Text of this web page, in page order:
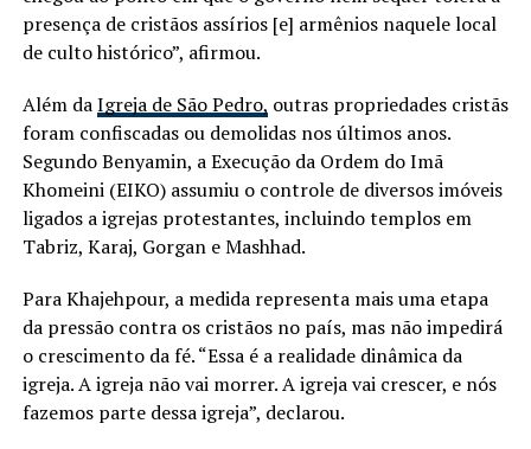
presença de cristãos assírios [e] armênios naquele local
de culto histórico”, afirmou.
Além daIgreja de São Pedro, outras propriedades cristãs
foram confiscadas ou demolidas nos últimos anos.
Segundo Benyamin, a Execução da Ordem do Imã
Khomeini (EIKO) assumiu o controle de diversos imóveis
ligados a igrejas protestantes, incluindo templos em
Tabriz, Karaj, Gorgan e Mashhad.
Para Khajehpour, a medida representa mais uma etapa
da pressão contra os cristãos no país, mas não impedirá
o crescimento da fé. “Essa é a realidade dinâmica da
igreja. A igreja não vai morrer. A igreja vai crescer, e nós
fazemos parte dessa igreja”, declarou.